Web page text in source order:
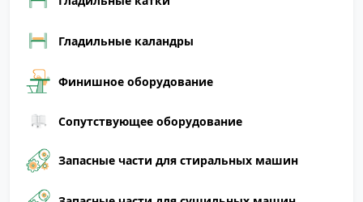
Гладильные каландры
Финишное оборудование
Сопутствующее оборудование
Запасные части для стиральных машин